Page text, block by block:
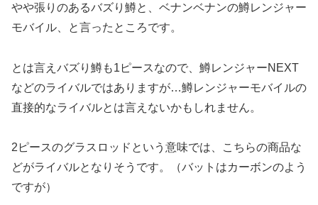
やや張りのあるバズり鱒と、ベナンベナンの鱒レンジャー
モバイル、と言ったところです。
とは言えバズり鱒も1ピースなので、鱒レンジャーNEXT
などのライバルではありますが…鱒レンジャーモバイルの
直接的なライバルとは言えないかもしれません。
2ピースのグラスロッドという意味では、こちらの商品な
どがライバルとなりそうです。（バットはカーボンのよう
ですが）